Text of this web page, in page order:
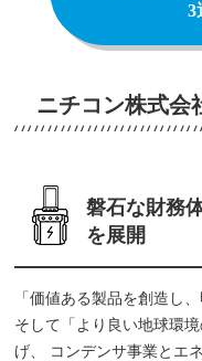
3
ニチコン株式会
磐石な財務
を展開
「価値ある製品を創造し
そして「より良い地球環
げ、 コンデンサ事業とエ